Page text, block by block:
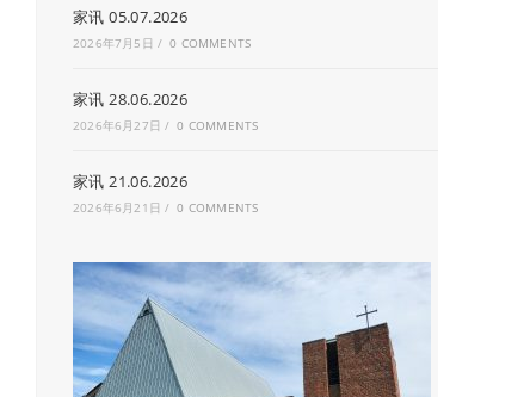
家讯 05.07.2026
2026年7月5日 / 0 COMMENTS
家讯 28.06.2026
2026年6月27日 / 0 COMMENTS
家讯 21.06.2026
2026年6月21日 / 0 COMMENTS